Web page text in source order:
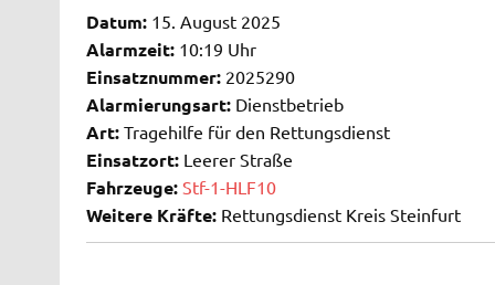
Datum:15. August 2025
Alarmzeit:10:19 Uhr
Einsatznummer:2025290
Alarmierungsart:Dienstbetrieb
Art:Tragehilfe für den Rettungsdienst
Einsatzort:Leerer Straße
Fahrzeuge: Stf-1-HLF10
Weitere Kräfte:Rettungsdienst Kreis Steinfurt